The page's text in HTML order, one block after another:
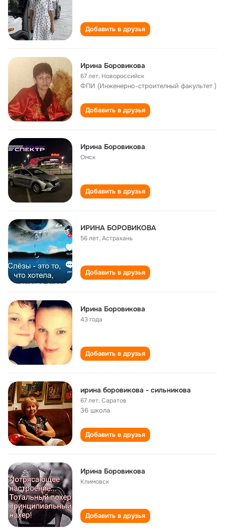
Добавить в друзья
Ирина Боровикова
67 лет, Новороссийск
ФПИ (Инженерно-строителный факультет )
Добавить в друзья
Ирина Боровикова
Омск
Добавить в друзья
ИРИНА БОРОВИКОВА
56 лет,Астрахань
Добавить в друзья
Ирина Боровикова
43 года
Добавить в друзья
ирина боровикова - сильникова
67 лет,Саратов
36 школа
Добавить в друзья
Ирина Боровикова
Климовск
Добавить в друзья